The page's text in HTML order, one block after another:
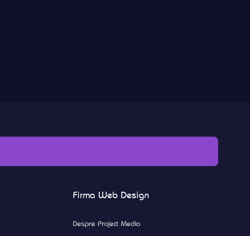
Firma Web Design
Despre Project Media